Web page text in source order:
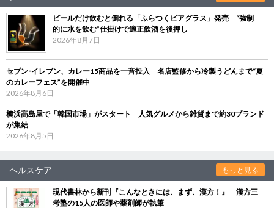
ビールだけ飲むと倒れる「ふらつくビアグラス」発売 “強制
的に水を飲む”仕掛けで適正飲酒を後押し
2026年8月7日
セブン‐イレブン、カレー15商品を一斉投入 名店監修から冷製うどんまで“夏
のカレーフェス”を開催中
2026年8月6日
横浜高島屋で「韓国市場」がスタート 人気グルメから雑貨まで約30ブランド
が集結
2026年8月5日
ヘルスケア もっと見る
現代書林から新刊『こんなときには、まず、漢方！』 漢方三
考塾の15人の医師や薬剤師が執筆